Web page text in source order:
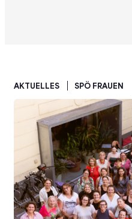
AKTUELLES SPÖ FRAUEN